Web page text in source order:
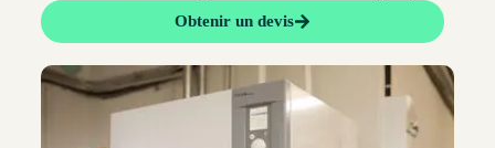
Obtenir un devis